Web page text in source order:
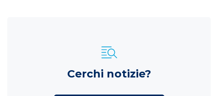
Cerchi notizie?